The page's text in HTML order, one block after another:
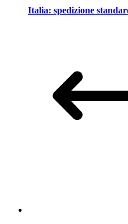
Italia: spedizione